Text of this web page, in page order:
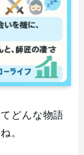
どんな物語
。